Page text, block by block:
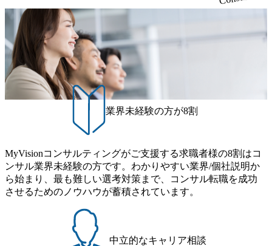
タルトランスフォーメーショ
革、コスト削減、など、クラ
イアントが直面する様々な課
題に向き合い、企業価値向上
の支援にも注力しています。
我々は、日本を代表する企業
の支援と合わせて、中堅上場
企業や中堅・中小企業のマー
ケットにおいても、真に高品
質なサービス提供を実現する
業界未経験の方が8割
MyVisionコンサルティングがご支援する求職者様の8割はコ
ンサル業界未経験の方です。わかりやすい業界/個社説明か
ら始まり、最も難しい選考対策まで、コンサル転職を成功
させるためのノウハウが蓄積されています。
中立的なキャリア相談